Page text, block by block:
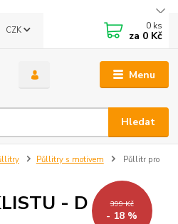
Menu
CZK
Hledat
0 ks
za 0 Kč
Půllitry s motivem
Půllitr pro
- D 399 Kč
- 18 %